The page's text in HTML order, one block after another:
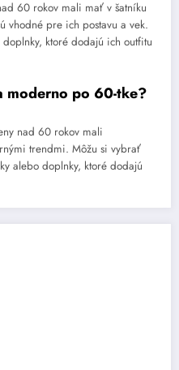
60 rokov mali mať v šatníku
vhodné pre ich postavu a vek.
ktoré dodajú ich outfitu
moderno po 60-tke?
nad 60 rokov mali
trendmi. Môžu si vybrať
alebo doplnky, ktoré dodajú